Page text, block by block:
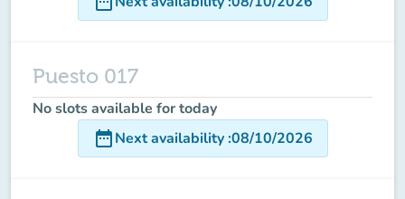
Puesto 017
No slots available for today
date_rangeNext availability:08/10/2026